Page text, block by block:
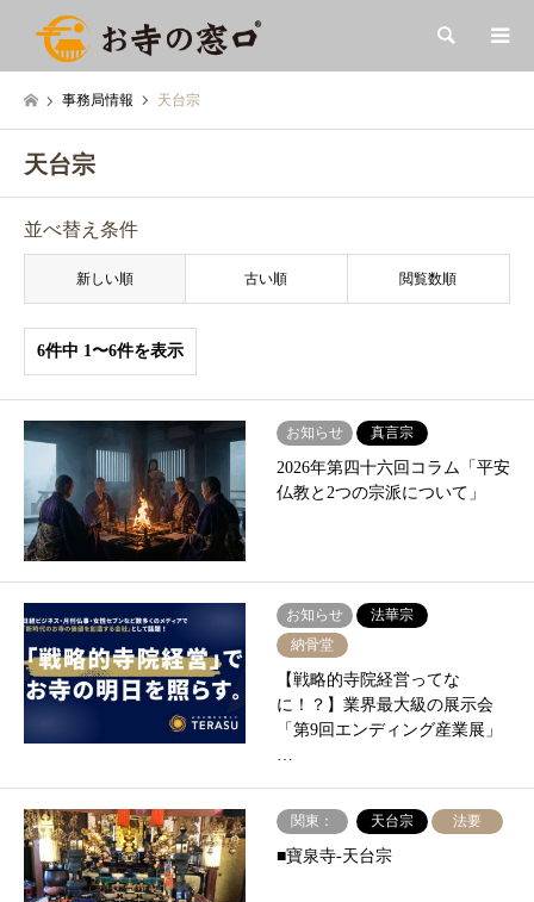
検索
事務局情報 天台宗
天台宗
並べ替え条件
新しい順 古い順 閲覧数順
6件中 1〜6件を表示
お知らせ 真言宗
2026年第四十六回コラム「平安
仏教と2つの宗派について」
お知らせ
法華宗
納骨堂
【戦略的寺院経営ってな
に！？】業界最⼤級の展⽰会
「第9回エンディング産業展」
…
関東： 天台宗 法要
■寶泉寺-天台宗